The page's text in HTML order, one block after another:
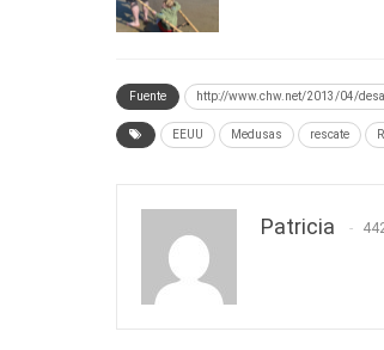
Fuente http://www.chw.net/2013/04/
EEUU Medusas rescate
Patricia